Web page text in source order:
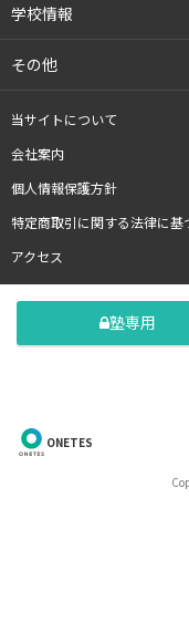
学校情報
その他
当サイトについて
会社案内
個人情報保護方針
特定商取引に関する法律に基
アクセス
塾専用
ONETES